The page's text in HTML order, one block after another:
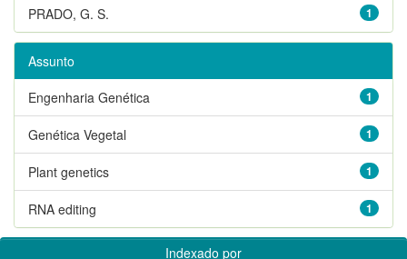
1
PRADO, G. S.
Assunto
1
Engenharia Genética
1
Genética Vegetal
1
Plant genetics
1
RNA editing
Indexado por